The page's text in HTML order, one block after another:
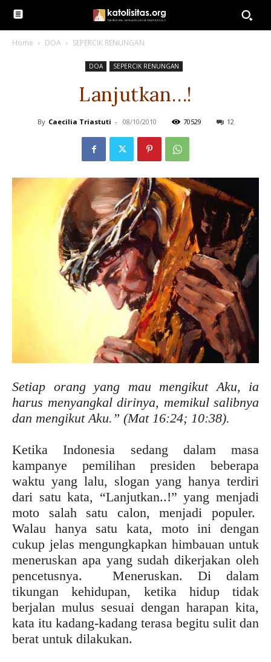
Home DOA SEPERCIK RENUNGAN
DOA SEPERCIK RENUNGAN
Lanjutkan…!
By Caecilia Triastuti - 08/10/2010 70529 12
Setiap orang yang mau mengikut Aku, ia
harus menyangkal dirinya, memikul salibnya
dan mengikut Aku.” (Mat 16:24; 10:38).
Ketika Indonesia sedang dalam masa
kampanye pemilihan presiden beberapa
waktu yang lalu, slogan yang hanya terdiri
dari satu kata, “Lanjutkan..!” yang menjadi
moto salah satu calon, menjadi populer.
Walau hanya satu kata, moto ini dengan
cukup jelas mengungkapkan himbauan untuk
meneruskan apa yang sudah dikerjakan oleh
pencetusnya. Meneruskan. Di dalam
tikungan kehidupan, ketika hidup tidak
berjalan mulus sesuai dengan harapan kita,
kata itu kadang-kadang terasa begitu sulit dan
berat untuk dilakukan.